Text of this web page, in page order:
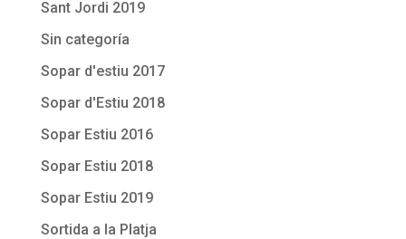
Sant Jordi 2019
Sin categoría
Sopar d'estiu 2017
Sopar d'Estiu 2018
Sopar Estiu 2016
Sopar Estiu 2018
Sopar Estiu 2019
Sortida a la Platja